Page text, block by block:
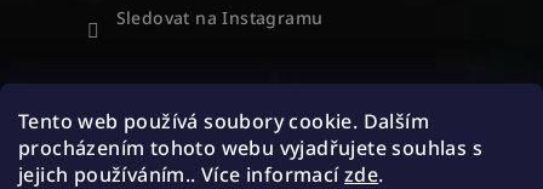
Tento web používá soubory cookie. Dalším
procházením tohoto webu vyjadřujete souhlas s
jejich používáním.. Více informacízde.
Sledovat na Instagramu
Přijímáme online platby